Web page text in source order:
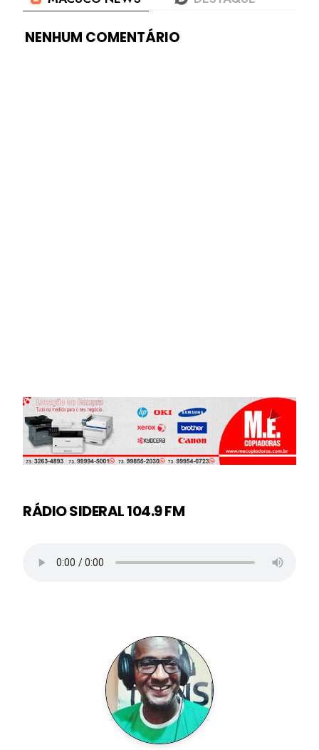
NENHUM COMENTÁRIO
RÁDIO SIDERAL 104.9 FM